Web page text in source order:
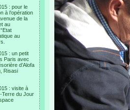
: pour le
à l’opération
de la
au
au
: un petit
Paris avec
d’Alofa
Risasi
: visite à
Terre du Jour